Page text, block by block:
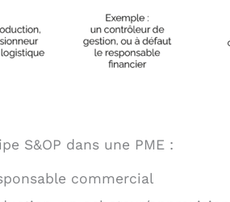
S&OP dans une PME :
commercial